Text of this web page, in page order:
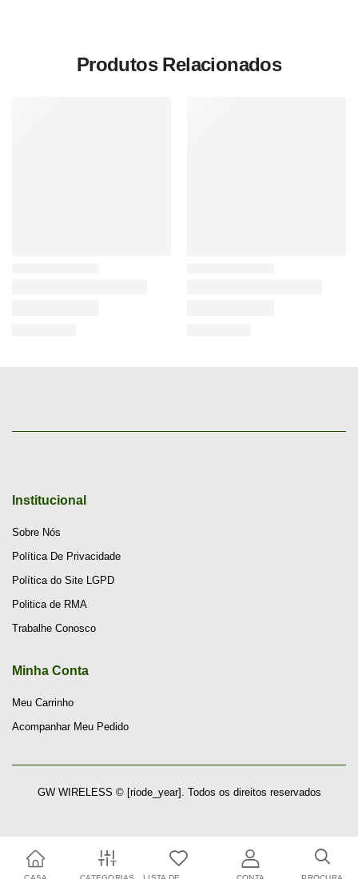
Produtos Relacionados
Institucional
Sobre Nós
Política De Privacidade
Política do Site LGPD
Politica de RMA
Trabalhe Conosco
Minha Conta
Meu Carrinho
Acompanhar Meu Pedido
GW WIRELESS © [riode_year]. Todos os direitos reservados